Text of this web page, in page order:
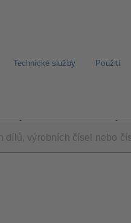
Technické služby Použití